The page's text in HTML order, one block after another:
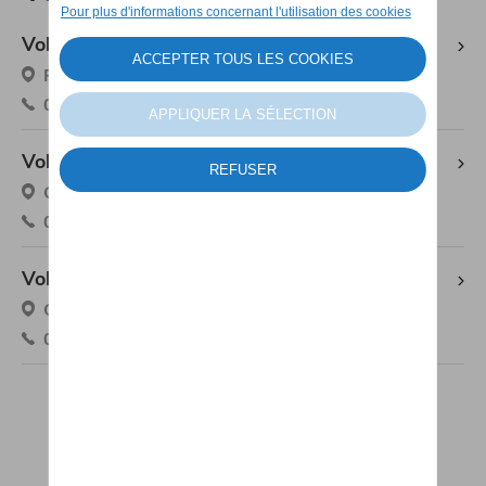
Volkswagen Utilitaires Percy Motors Genval
Rue Du Vallon 4, 1332 Genval
02 655 04 30
Volkswagen Utilitaires Percy Motors Perwez
Chaussée De Wavre 71 C, 1360 Perwez
081 65 58 76
Volkswagen Utilitaires Percy Motors Wavre
Chaussée De Namur 263, 1300 Wavre
010 48 33 80